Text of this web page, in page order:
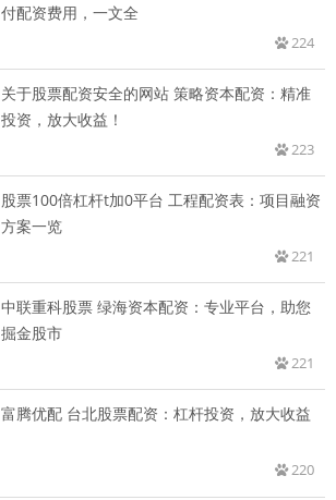
付配资费用，一文全
224
关于股票配资安全的网站 策略资本配资：精准
投资，放大收益！
223
股票100倍杠杆t加0平台 工程配资表：项目融资
方案一览
221
中联重科股票 绿海资本配资：专业平台，助您
掘金股市
221
富腾优配 台北股票配资：杠杆投资，放大收益
220